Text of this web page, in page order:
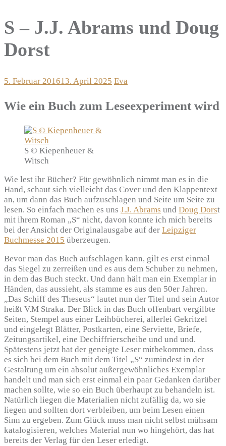
S – J.J. Abrams und Doug
Dorst
5. Februar 201613. April 2025 Eva
Wie ein Buch zum Leseexperiment wird
S © Kiepenheuer &
Witsch
Wie lest ihr Bücher? Für gewöhnlich nimmt man es in die
Hand, schaut sich vielleicht das Cover und den Klappentext
an, um dann das Buch aufzuschlagen und Seite um Seite zu
lesen. So einfach machen es uns J.J. Abrams und Doug Dorst
mit ihrem Roman „S“ nicht, davon konnte ich mich bereits
bei der Ansicht der Originalausgabe auf der Leipziger
Buchmesse 2015 überzeugen.
Bevor man das Buch aufschlagen kann, gilt es erst einmal
das Siegel zu zerreißen und es aus dem Schuber zu nehmen,
in dem das Buch steckt. Und dann hält man ein Exemplar in
Händen, das aussieht, als stamme es aus den 50er Jahren.
„Das Schiff des Theseus“ lautet nun der Titel und sein Autor
heißt V.M Straka. Der Blick in das Buch offenbart vergilbte
Seiten, Stempel aus einer Leihbücherei, allerlei Gekritzel
und eingelegt Blätter, Postkarten, eine Serviette, Briefe,
Zeitungsartikel, eine Dechiffrierscheibe und und und.
Spätestens jetzt hat der geneigte Leser mitbekommen, dass
es sich bei dem Buch mit dem Titel „S“ zumindest in der
Gestaltung um ein absolut außergewöhnliches Exemplar
handelt und man sich erst einmal ein paar Gedanken darüber
machen sollte, wie so ein Buch überhaupt zu behandeln ist.
Natürlich liegen die Materialien nicht zufällig da, wo sie
liegen und sollten dort verbleiben, um beim Lesen einen
Sinn zu ergeben. Zum Glück muss man nicht selbst mühsam
katalogisieren, welches Material nun wo hingehört, das hat
bereits der Verlag für den Leser erledigt.